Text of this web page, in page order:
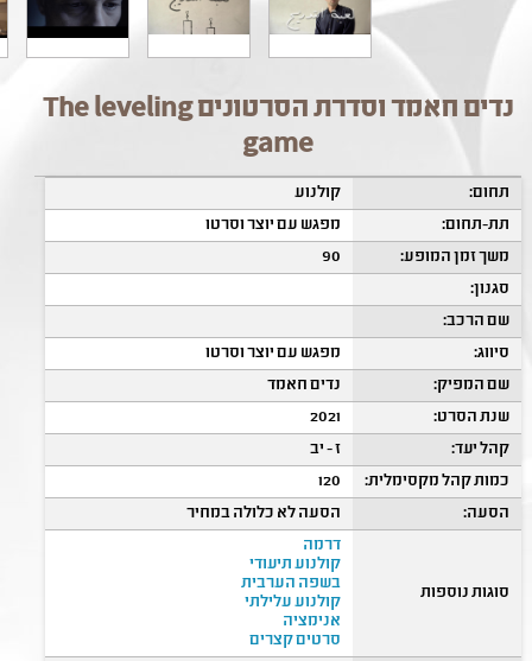
נדים חאמד וסדרת הסרטונים The leveling
game
תחום:
קולנוע
תת-תחום:
מפגש עם יוצר וסרטו
משך זמן המופע:
90
סגנון:
שם הרכב:
סיווג:
מפגש עם יוצר וסרטו
שם המפיק:
נדים חאמד
שנת הסרט:
2021
קהל יעד:
ז - יב
כמות קהל מקסימלית:
120
הסעה:
הסעה לא כלולה במחיר
סוגות נוספות
דרמה
קולנוע תיעודי
בשפה הערבית
קולנוע עלילתי
אנימציה
סרטים קצרים